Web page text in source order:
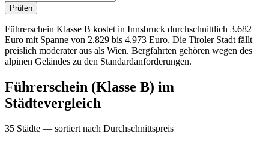
Prüfen
Führerschein Klasse B kostet in Innsbruck durchschnittlich 3.682
Euro mit Spanne von 2.829 bis 4.973 Euro. Die Tiroler Stadt fällt
preislich moderater aus als Wien. Bergfahrten gehören wegen des
alpinen Geländes zu den Standardanforderungen.
Führerschein (Klasse B) im
Städtevergleich
35 Städte — sortiert nach Durchschnittspreis